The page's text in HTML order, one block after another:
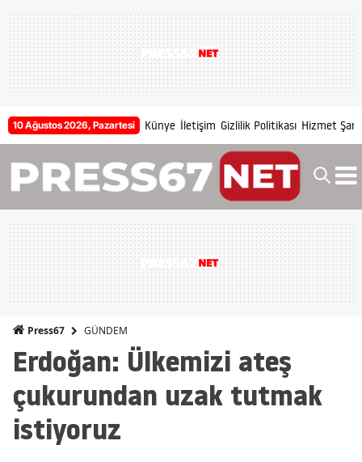
10 Ağustos 2026, Pazartesi Künye İletişim Gizlilik Politikası Hizmet
Press67 GÜNDEM
Erdoğan: Ülkemizi ateş
çukurundan uzak tutmak
istiyoruz